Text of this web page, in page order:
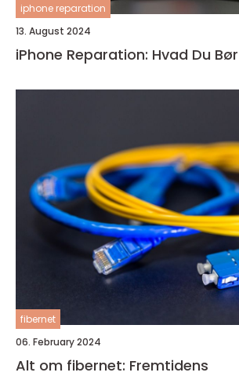
iphone reparation
13. August 2024
iPhone Reparation: Hvad Du
fibernet
06. February 2024
Alt om fibernet: Fremtidens